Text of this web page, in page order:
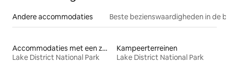
Andere accommodaties Beste bezienswaardigheden in de
Accommodaties met een zwembad
Lake District National Park
Kampeerterreinen
Lake District National Park